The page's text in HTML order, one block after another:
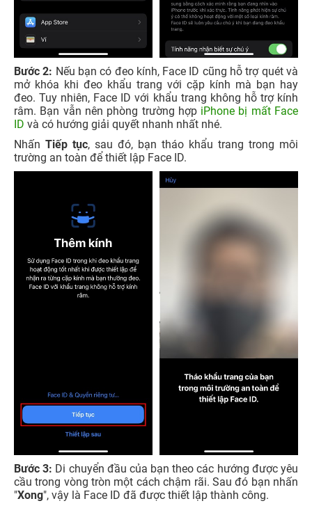
Bước 2: Nếu bạn có đeo kính, Face ID cũng hỗ trợ quét và
mở khóa khi đeo khẩu trang với cặp kính mà bạn hay
đeo. Tuy nhiên, Face ID với khẩu trang không hỗ trợ kính
râm. Bạn vẫn nên phòng trường hợp iPhone bị mất Face
ID và có hướng giải quyết nhanh nhất nhé.
Nhấn Tiếp tục, sau đó, bạn tháo khẩu trang trong môi
trường an toàn để thiết lập Face ID.
Bước 3: Di chuyển đầu của bạn theo các hướng được yêu
cầu trong vòng tròn một cách chậm rãi. Sau đó bạn nhấn
"Xong", vậy là Face ID đã được thiết lập thành công.